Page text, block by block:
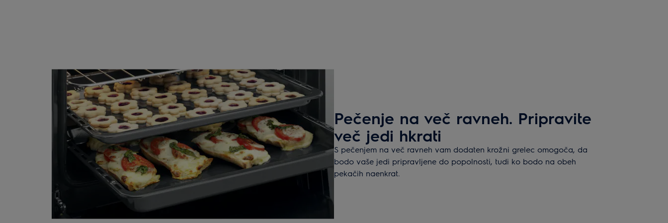
Pečenje na več ravneh. Pripravite
več jedi hkrati
S pečenjem na več ravneh vam dodaten krožni grelec omogoča, da
bodo vaše jedi pripravljene do popolnosti, tudi ko bodo na obeh
pekačih naenkrat.